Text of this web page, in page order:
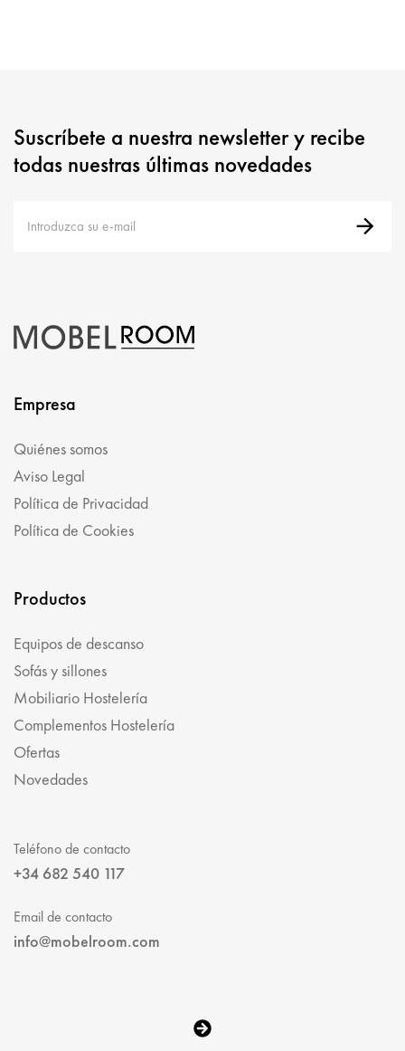
Suscríbete a nuestra newsletter y recibe
todas nuestras últimas novedades
Empresa
Quiénes somos
Aviso Legal
Política de Privacidad
Política de Cookies
Productos
Equipos de descanso
Sofás y sillones
Mobiliario Hostelería
Complementos Hostelería
Ofertas
Novedades
Teléfono de contacto
+34 682 540 117
Email de contacto
info@mobelroom.com